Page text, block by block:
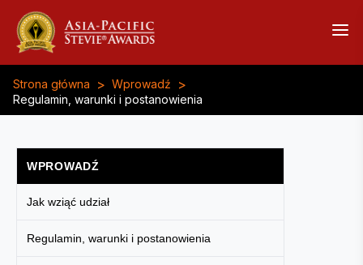
Strona główna > Wprowadź >
Regulamin, warunki i postanowienia
WPROWADŹ
Jak wziąć udział
Regulamin, warunki i postanowienia